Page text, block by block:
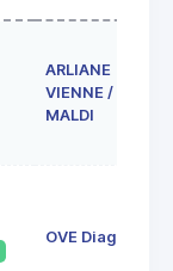
ARLIANE
VIENNE / EURL
MALDI
OVE Diag